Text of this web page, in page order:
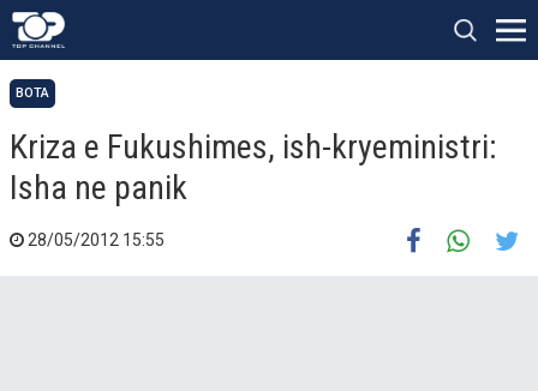
BOTA
Kriza e Fukushimes, ish-kryeministri:
Isha ne panik
28/05/2012 15:55